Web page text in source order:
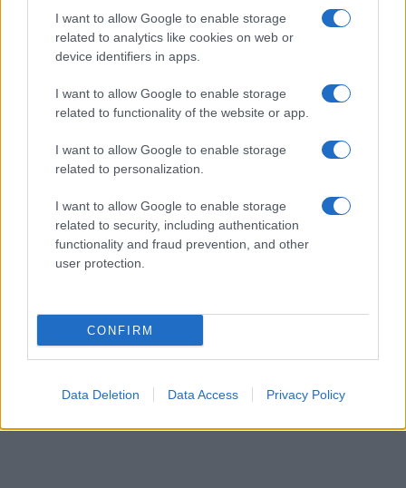
I want to allow Google to enable storage
related to analytics like cookies on web or
device identifiers in apps.
I want to allow Google to enable storage
related to functionality of the website or app.
I want to allow Google to enable storage
related to personalization.
I want to allow Google to enable storage
related to security, including authentication
functionality and fraud prevention, and other
user protection.
CONFIRM
Data Deletion Data Access Privacy Policy